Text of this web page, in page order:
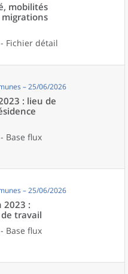
mobilités
migrations
Fichier détail
– 25/06/2026
: lieu de
Base flux
– 25/06/2026
2023 :
travail
Base flux